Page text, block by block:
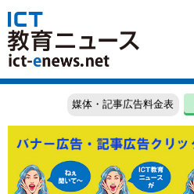
媒体・記事広告料金表